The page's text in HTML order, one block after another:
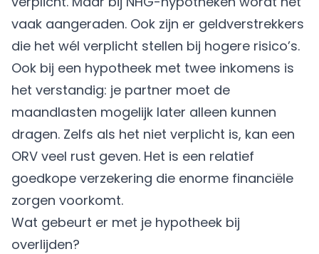
vaak aangeraden. Ook zijn er geldverstrekkers
die het wél verplicht stellen bij hogere risico’s.
Ook bij een hypotheek met twee inkomens is
het verstandig: je partner moet de
maandlasten mogelijk later alleen kunnen
dragen. Zelfs als het niet verplicht is, kan een
ORV veel rust geven. Het is een relatief
goedkope verzekering die enorme financiële
zorgen voorkomt.
Wat gebeurt er met je hypotheek bij
overlijden?